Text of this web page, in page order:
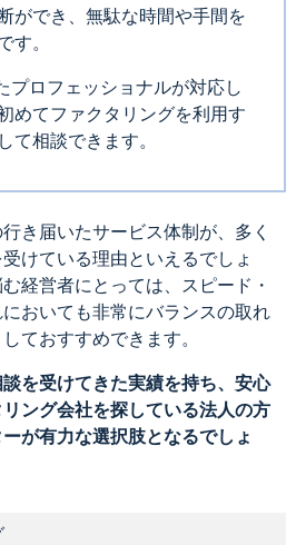
ができ、無駄な時間や手間を
す。
プロフェッショナルが対応し
めてファクタリングを利用す
て相談できます。
き届いたサービス体制が、多く
けている理由といえるでしょ
経営者にとっては、スピード・
おいても非常にバランスの取れ
ておすすめできます。
を受けてきた実績を持ち、安心
ング会社を探している法人の方
が有力な選択肢となるでしょ